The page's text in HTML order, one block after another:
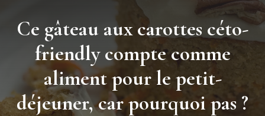
Ce gâteau aux carottes céto-
friendly compte comme
aliment pour le petit-
déjeuner, car pourquoi pas ?